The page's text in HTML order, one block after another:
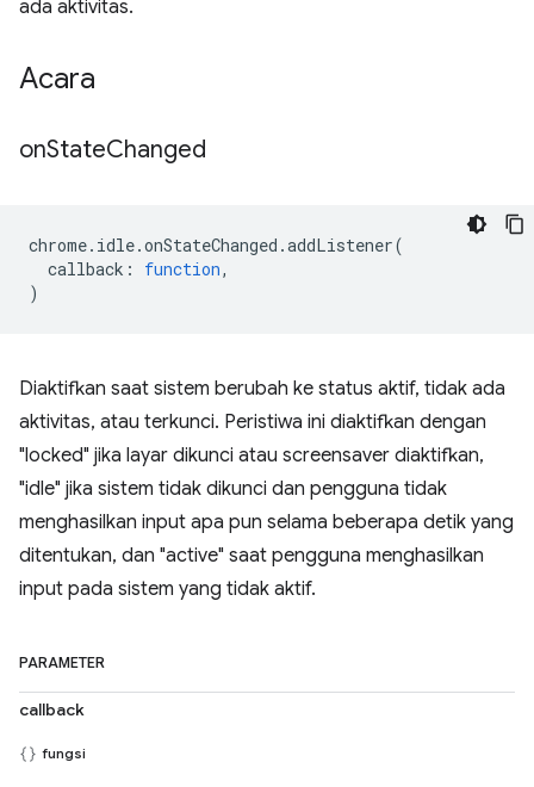
ada aktivitas.
Acara
onStateChanged
chrome. idle.onStateChanged .addListener(
callback : function,
)
Diaktifkan saat sistem berubah ke status aktif, tidak ada
aktivitas, atau terkunci. Peristiwa ini diaktifkan dengan
"locked" jika layar dikunci atau screensaver diaktifkan,
"idle" jika sistem tidak dikunci dan pengguna tidak
menghasilkan input apa pun selama beberapa detik yang
ditentukan, dan "active" saat pengguna menghasilkan
input pada sistem yang tidak aktif.
PARAMETER
callback
fungsi